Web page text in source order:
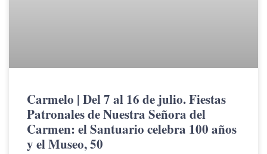
Carmelo | Del 7 al 16 de julio. Fiestas
Patronales de Nuestra Señora del
Carmen: el Santuario celebra 100 años
y el Museo, 50